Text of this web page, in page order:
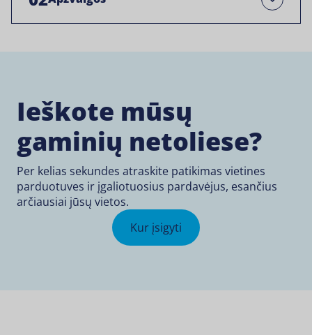
Ieškote mūsų
gaminių netoliese?
Per kelias sekundes atraskite patikimas vietines
parduotuves ir įgaliotuosius pardavėjus, esančius
arčiausiai jūsų vietos.
Kur įsigyti